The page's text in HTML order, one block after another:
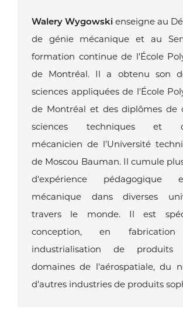
Walery Wygowski enseigne au
de génie mécanique et au
formation continue de l'École
de Montréal. Il a obtenu son
sciences appliquées de l'École
de Montréal et des diplômes de
sciences techniques et
mécanicien de l'Université
de Moscou Bauman. Il cumule
d'expérience pédagogique
mécanique dans diverses
travers le monde. Il est
conception, en
industrialisation de
domaines de l'aérospatiale, du
d'autres industries de produits